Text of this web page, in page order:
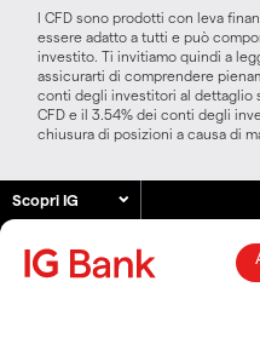
I CFD sono prodotti con leva
essere adatto a tutti e può
investito. Ti invitiamo quindi a
assicurarti di comprendere
conti degli investitori al dettaglio
CFD e il 3.54% dei conti degli
chiusura di posizioni a causa di
Scopri IG